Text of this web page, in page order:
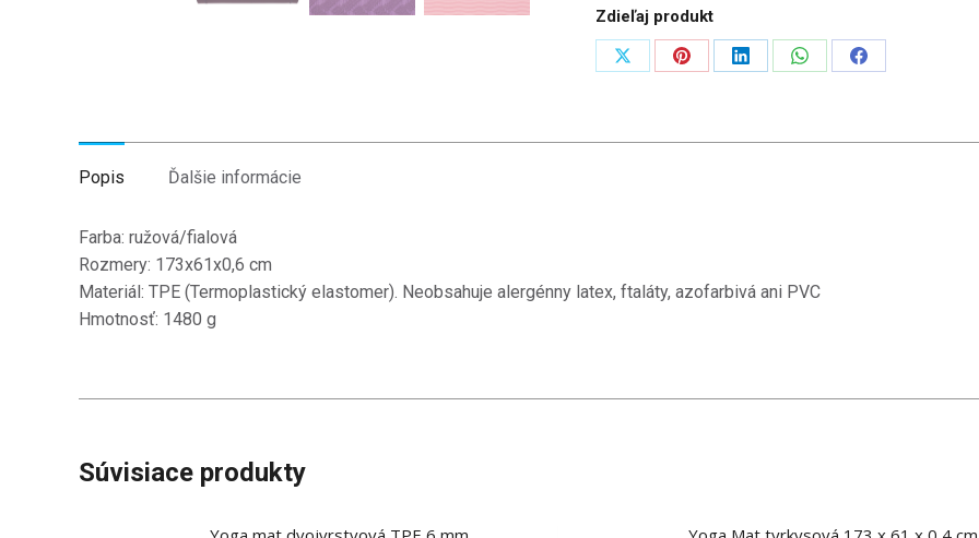
cm)
Zdieľaj produkt
ZdieľaťZdieľaťZdieľaťZdieľaťZdieľať
Popis Ďalšie informácie
Farba: ružová/fialová
Rozmery: 173x61x0,6 cm
Materiál: TPE (Termoplastický elastomer). Neobsahuje alergénny latex, ftaláty, azofarbivá ani PVC
Hmotnosť: 1480 g
Súvisiace produkty